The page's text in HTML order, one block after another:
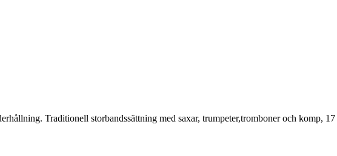
Traditionell storbandssättning med saxar, trumpeter,tromboner och komp, 17